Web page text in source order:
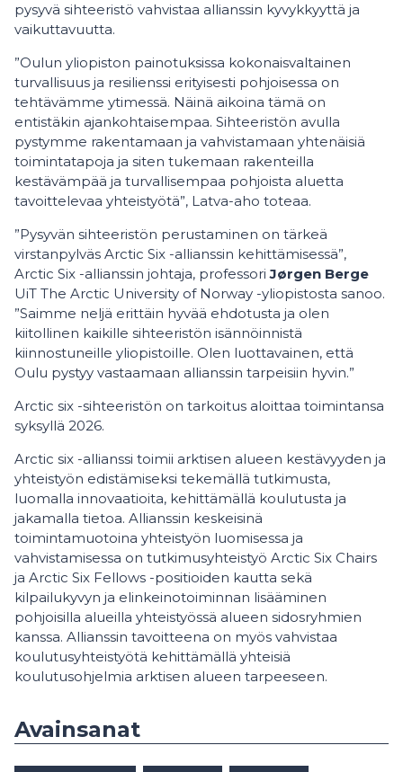
pysyvä sihteeristö vahvistaa allianssin kyvykkyyttä ja
vaikuttavuutta.
”Oulun yliopiston painotuksissa kokonaisvaltainen
turvallisuus ja resilienssi erityisesti pohjoisessa on
tehtävämme ytimessä. Näinä aikoina tämä on
entistäkin ajankohtaisempaa. Sihteeristön avulla
pystymme rakentamaan ja vahvistamaan yhtenäisiä
toimintatapoja ja siten tukemaan rakenteilla
kestävämpää ja turvallisempaa pohjoista aluetta
tavoittelevaa yhteistyötä”, Latva-aho toteaa.
”Pysyvän sihteeristön perustaminen on tärkeä
virstanpylväs Arctic Six -allianssin kehittämisessä”,
Arctic Six -allianssin johtaja, professoriJørgen Berge
UiT The Arctic University of Norway -yliopistosta sanoo.
”Saimme neljä erittäin hyvää ehdotusta ja olen
kiitollinen kaikille sihteeristön isännöinnistä
kiinnostuneille yliopistoille. Olen luottavainen, että
Oulu pystyy vastaamaan allianssin tarpeisiin hyvin.”
Arctic six -sihteeristön on tarkoitus aloittaa toimintansa
syksyllä 2026.
Arctic six -allianssi toimii arktisen alueen kestävyyden ja
yhteistyön edistämiseksi tekemällä tutkimusta,
luomalla innovaatioita, kehittämällä koulutusta ja
jakamalla tietoa. Allianssin keskeisinä
toimintamuotoina yhteistyön luomisessa ja
vahvistamisessa on tutkimusyhteistyö Arctic Six Chairs
ja Arctic Six Fellows -positioiden kautta sekä
kilpailukyvyn ja elinkeinotoiminnan lisääminen
pohjoisilla alueilla yhteistyössä alueen sidosryhmien
kanssa. Allianssin tavoitteena on myös vahvistaa
koulutusyhteistyötä kehittämällä yhteisiä
koulutusohjelmia arktisen alueen tarpeeseen.
Avainsanat